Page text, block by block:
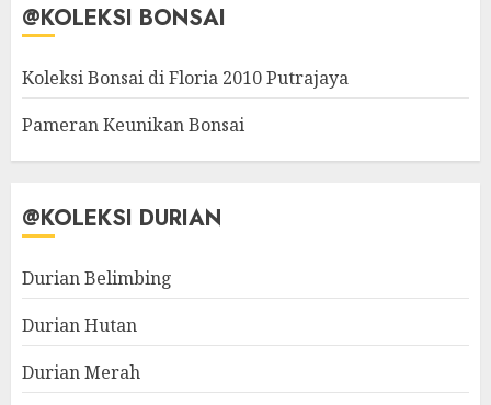
@KOLEKSI BONSAI
Koleksi Bonsai di Floria 2010 Putrajaya
Pameran Keunikan Bonsai
@KOLEKSI DURIAN
Durian Belimbing
Durian Hutan
Durian Merah